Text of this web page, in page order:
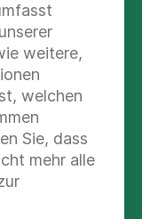
zu
diese Seite
weitere,
welchen
Sie, dass
mehr alle